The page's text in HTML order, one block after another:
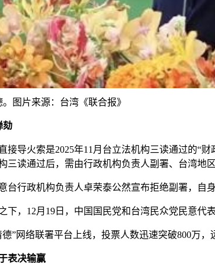
图片来源：台湾《联合报》
劾
导火索是2025年11月台立法机构三读通过的“财
三读通过后，需由行政机构负责人副署、台湾地
行政机构负责人卓荣泰公然宣布拒绝副署，自
，12月19日，中国国民党和台湾民众党民意代
网络联署平台上线，投票人数迅速突破800万，
表决输赢